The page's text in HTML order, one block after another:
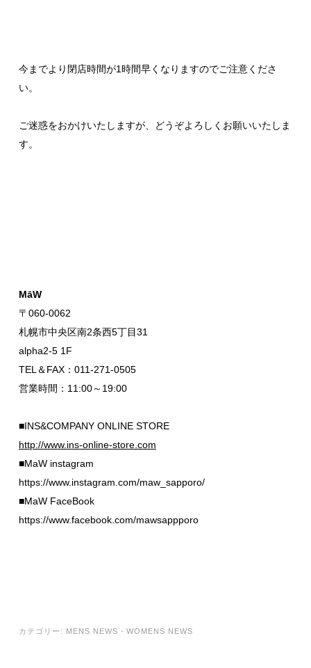
今までより閉店時間が1時間早くなりますのでご注意くださ
い。
ご迷惑をおかけいたしますが、どうぞよろしくお願いいたしま
す。
MāW
〒060-0062
札幌市中央区南2条西5丁目31
alpha2-5 1F
TEL＆FAX：011-271-0505
営業時間：11:00～19:00
■INS&COMPANY ONLINE STORE
http://www.ins-online-store.com
■MaW instagram
https://www.instagram.com/maw_sapporo/
■MaW FaceBook
https://www.facebook.com/mawsappporo
カテゴリー: MENS NEWS ・ WOMENS NEWS